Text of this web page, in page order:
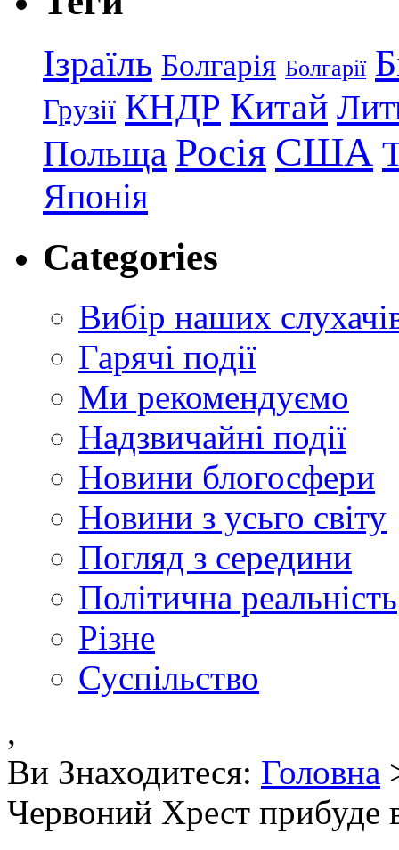
Ізраїль Болгарія Болгарії
Грузії КНДР Китай
Польща Росія США
Японія
Categories
Вибір наших
Гарячі події
Ми рекомендуємо
Надзвичайні події
Новини блогосфери
Новини з усьго світу
Погляд з середини
Політична реальність
Різне
Суспільство
,
Ви Знаходитеся: Головна
Червоний Хрест прибуде